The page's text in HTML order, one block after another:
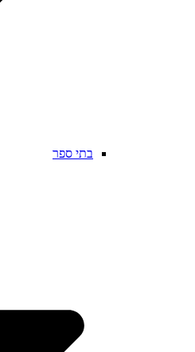
בתי ספר